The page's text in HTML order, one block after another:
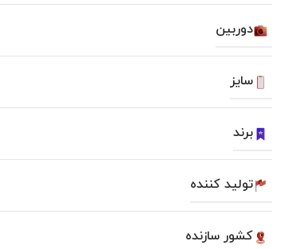
دوربین
سایز
برند
تولید کننده
کشور سازنده